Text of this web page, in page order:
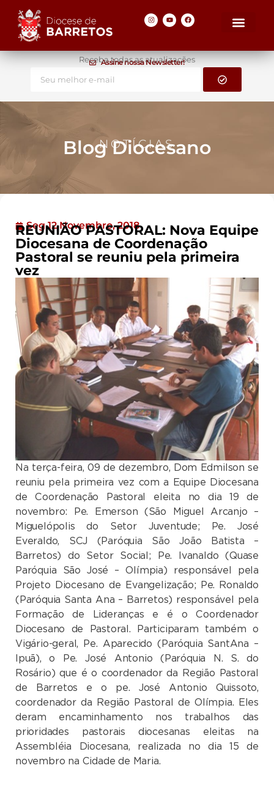
Assine nossa Newsletter!
Receba todas as atualizações
NOTÍCIAS
Blog Diocesano
Seg 12 Novembro, 2018
REUNIÃO PASTORAL: Nova Equipe
Diocesana de Coordenação
Pastoral se reuniu pela primeira
vez
Na terça-feira, 09 de dezembro, Dom Edmilson se
reuniu pela primeira vez com a Equipe Diocesana
de Coordenação Pastoral eleita no dia 19 de
novembro: Pe. Emerson (São Miguel Arcanjo –
Miguelópolis do Setor Juventude; Pe. José
Everaldo, SCJ (Paróquia São João Batista –
Barretos) do Setor Social; Pe. Ivanaldo (Quase
Paróquia São José – Olímpia) responsável pela
Projeto Diocesano de Evangelização; Pe. Ronaldo
(Paróquia Santa Ana – Barretos) responsável pela
Formação de Lideranças e é o Coordenador
Diocesano de Pastoral. Participaram também o
Vigário-geral, Pe. Aparecido (Paróquia SantAna –
Ipuã), o Pe. José Antonio (Paróquia N. S. do
Rosário) que é o coordenador da Região Pastoral
de Barretos e o pe. José Antonio Quissoto,
coordenador da Região Pastoral de Olímpia. Eles
deram encaminhamento nos trabalhos das
prioridades pastorais diocesanas eleitas na
Assembléia Diocesana, realizada no dia 15 de
novembro na Cidade de Maria.